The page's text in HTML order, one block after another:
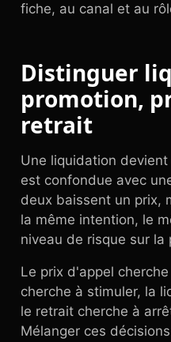
fiche, au canal et au
Distinguer
promotion,
retrait
Une liquidation
est confondue avec
deux baissent un prix,
la même intention, le
niveau de risque sur
Le prix d'appel
cherche à stimuler, la
le retrait cherche à
Mélanger ces